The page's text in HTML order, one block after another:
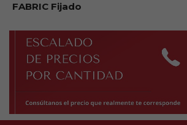
FABRIC Fijado